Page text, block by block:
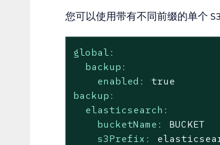
您可以使用带有不同前缀的单个
global:
backup:
enabled:
true
backup:
elasticsearch:
bucketName:
BUCKET
s3Prefix: